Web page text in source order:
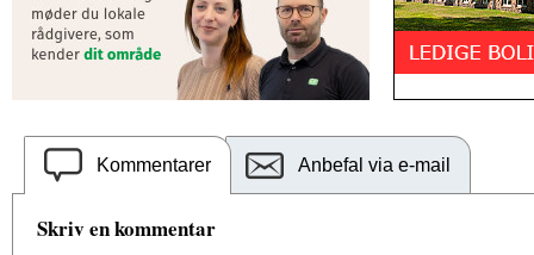
Kommentarer Anbefal via e-mail
Skriv en kommentar